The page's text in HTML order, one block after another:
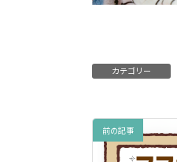
カテゴリー
前の記事